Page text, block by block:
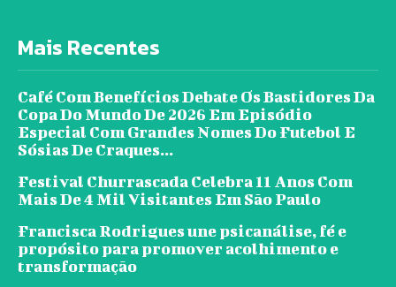
Mais Recentes
Café Com Benefícios Debate Os Bastidores Da
Copa Do Mundo De 2026 Em Episódio
Especial Com Grandes Nomes Do Futebol E
Sósias De Craques...
Festival Churrascada Celebra 11 Anos Com
Mais De 4 Mil Visitantes Em São Paulo
Francisca Rodrigues une psicanálise, fé e
propósito para promover acolhimento e
transformação